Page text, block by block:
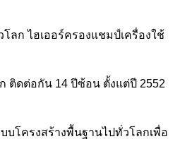
ลก ไฮเออร์ครองแชมป์เครื่องใช้
ติดต่อกัน 14 ปีซ้อน ตั้งแต่ปี 2552
บบโครงสร้างพื้นฐานไปทั่วโลกเพื่อ